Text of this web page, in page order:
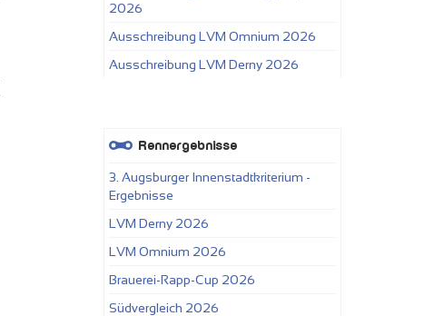
2026
Ausschreibung LVM Omnium 2026
Ausschreibung LVM Derny 2026
Rennergebnisse
3. Augsburger Innenstadtkriterium -
Ergebnisse
LVM Derny 2026
LVM Omnium 2026
Brauerei-Rapp-Cup 2026
Südvergleich 2026